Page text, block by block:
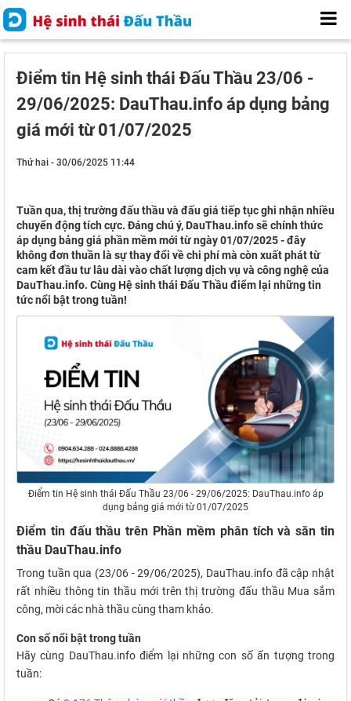
Điểm tin Hệ sinh thái Đấu Thầu 23/06 -
29/06/2025: DauThau.info áp dụng bảng
giá mới từ 01/07/2025
Thứ hai - 30/06/2025 11:44
Tuần qua, thị trường đấu thầu và đấu giá tiếp tục ghi nhận nhiều
chuyển động tích cực. Đáng chú ý, DauThau.info sẽ chính thức
áp dụng bảng giá phần mềm mới từ ngày 01/07/2025 - đây
không đơn thuần là sự thay đổi về chi phí mà còn xuất phát từ
cam kết đầu tư lâu dài vào chất lượng dịch vụ và công nghệ của
DauThau.info. Cùng Hệ sinh thái Đấu Thầu điểm lại những tin
tức nổi bật trong tuần!
Điểm tin Hệ sinh thái Đấu Thầu 23/06 - 29/06/2025: DauThau.info áp
dụng bảng giá mới từ 01/07/2025
Điểm tin đấu thầu trên Phần mềm phân tích và săn tin
thầu DauThau.info
Trong tuần qua (23/06 - 29/06/2025), DauThau.info đã cập nhật
rất nhiều thông tin thầu mới trên thị trường đấu thầu Mua sắm
công, mời các nhà thầu cùng tham khảo.
Con số nổi bật trong tuần
Hãy cùng DauThau.info điểm lại những con số ấn tượng trong
tuần: